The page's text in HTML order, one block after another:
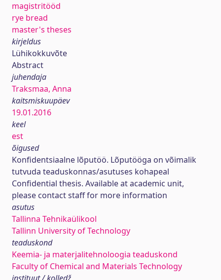
magistritööd
rye bread
master's theses
kirjeldus
Lühikokkuvõte
Abstract
juhendaja
Traksmaa, Anna
kaitsmiskuupäev
19.01.2016
keel
est
õigused
Konfidentsiaalne lõputöö. Lõputööga on võimalik
tutvuda teaduskonnas/asutuses kohapeal
Confidential thesis. Available at academic unit,
please contact staff for more information
asutus
Tallinna Tehnikaülikool
Tallinn University of Technology
teaduskond
Keemia- ja materjalitehnoloogia teaduskond
Faculty of Chemical and Materials Technology